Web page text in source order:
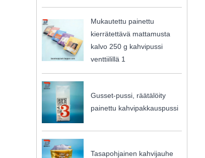
Mukautettu painettu
kierrätettävä mattamusta
kalvo 250 g kahvipussi
venttiilillä 1
Gusset-pussi, räätälöity
painettu kahvipakkauspussi
Tasapohjainen kahvijauhe